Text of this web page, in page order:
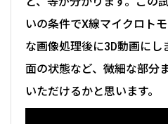
いの条件でX線マイクロト
な画像処理後に3D動画に
面の状態など、微細な部分
いただけるかと思います。